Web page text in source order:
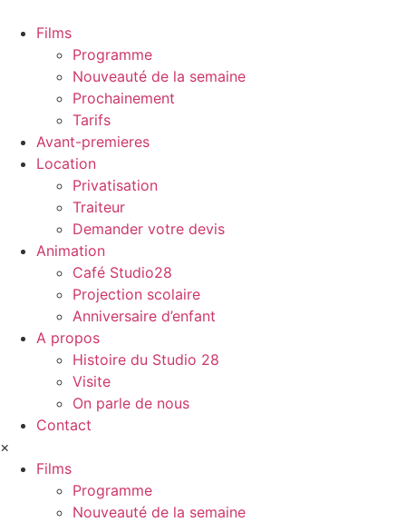
Films
Programme
Nouveauté de la semaine
Prochainement
Tarifs
Avant-premieres
Location
Privatisation
Traiteur
Demander votre devis
Animation
Café Studio28
Projection scolaire
Anniversaire d’enfant
A propos
Histoire du Studio 28
Visite
On parle de nous
Contact
×
Films
Programme
Nouveauté de la semaine